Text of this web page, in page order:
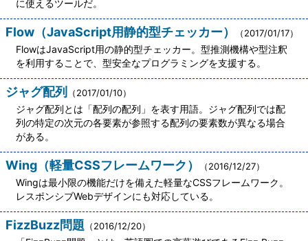
に使えるツールだ。
Flow（JavaScript用静的型チェッカー） （2017/01/17）
FlowはJavaScript用の静的型チェッカー。型推測機構や型注釈
を利用することで、型安全なプログラミングを支援する。
ジャグ配列 （2017/01/10）
ジャグ配列とは「配列の配列」を表す用語。ジャグ配列では配
列の特定の次元の各要素が参照する配列の要素数が異なる場合
がある。
Wing（軽量CSSフレームワーク） （2016/12/27）
Wingは最小限の機能だけを備えた軽量なCSSフレームワーク。
レスポンシブWebデザインにも対応している。
FizzBuzz問題 （2016/12/20）